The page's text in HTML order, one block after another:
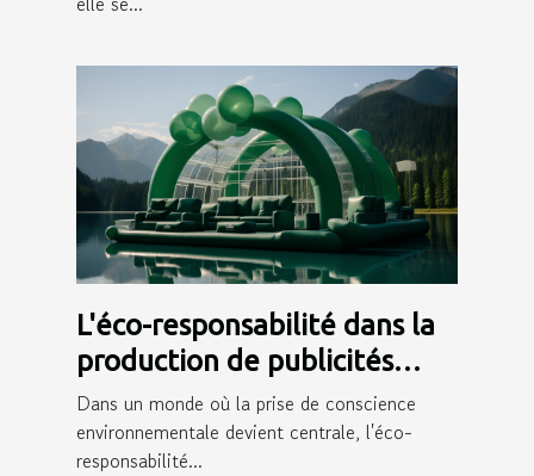
L'éco-responsabilité dans la
production de publicités
gonflables
Dans un monde où la prise de conscience
environnementale devient centrale, l'éco-
responsabilité...